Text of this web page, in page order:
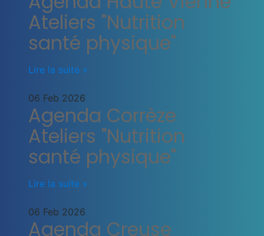
Ateliers "Nutrition
santé physique"
Lire la suite »
06 Feb 2026
Agenda Corrèze
Ateliers "Nutrition
santé physique"
Lire la suite »
06 Feb 2026
Agenda Creuse